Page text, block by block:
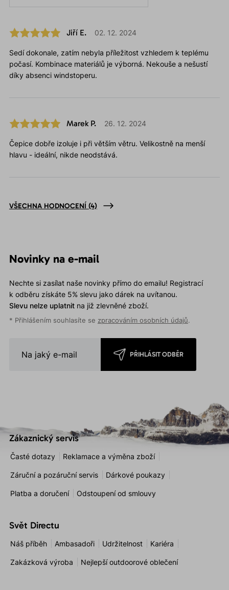
Jiří E. 02. 12. 2024
Sedí dokonale, zatím nebyla příležitost vzhledem k teplému
počasí. Kombinace materiálů je výborná. Nekouše a nešustí
díky absenci windstoperu.
Marek P. 26. 12. 2024
Čepice dobře izoluje i při větším větru. Velikostně na menší
hlavu - ideální, nikde neodstává.
VŠECHNA HODNOCENÍ (4)
Novinky na e-mail
Nechte si zasílat naše novinky přímo do emailu! Registrací
k odběru získáte 5% slevu jako dárek na uvítanou.
Slevu nelze uplatnitna již zlevněné zboží.
* Přihlášením souhlasíte se zpracováním osobních údajů.
PŘIHLÁSIT ODBĚR
Zákaznický servis
Časté dotazy Reklamace a výměna zboží
Záruční a pozáruční servis Dárkové poukazy
Platba a doručení Odstoupení od smlouvy
Svět Directu
Náš příběh Ambasadoři Udržitelnost Kariéra
Zakázková výroba Nejlepší outdoorové oblečení